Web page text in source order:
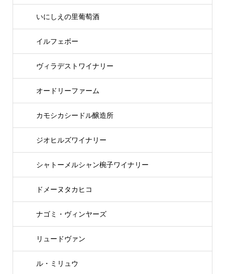
いにしえの里葡萄酒
イルフェボー
ヴィラデストワイナリー
オードリーファーム
カモシカシードル醸造所
ジオヒルズワイナリー
シャトーメルシャン椀子ワイナリー
ドメーヌタカヒコ
ナゴミ・ヴィンヤーズ
リュードヴァン
ル・ミリュウ